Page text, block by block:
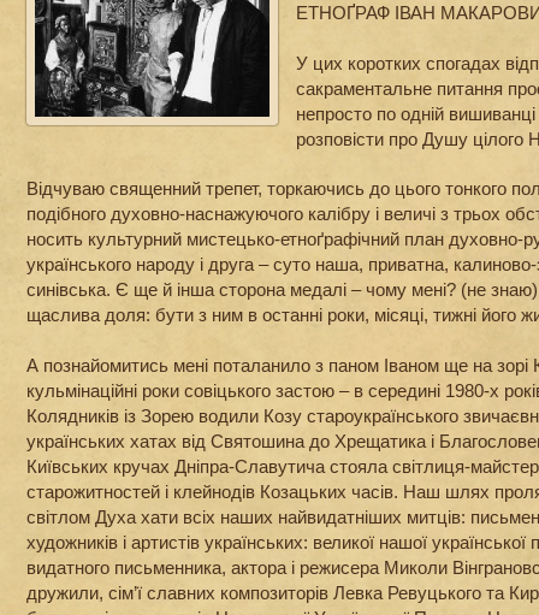
ЕТНОҐРАФ ІВАН
У цих коротких спогадах
сакраментальне питання
непросто по одній вишиванці
розповісти про Душу цілого
Відчуваю священний трепет, торкаючись до цього тонкого
подібного духовно-наснажуючого калібру і величі з трьох
носить культурний мистецько-етноґрафічний план духовно-
українського народу і друга – суто наша, приватна,
синівська. Є ще й інша сторона медалі – чому мені? (не
щаслива доля: бути з ним в останні роки, місяці, тижні його
А познайомитись мені поталанило з паном Іваном ще на зорі
кульмінаційні роки совіцького застою – в середині 1980-х
Колядників із Зорею водили Козу староукраїнського
українських хатах від Святошина до Хрещатика і
Київських кручах Дніпра-Славутича стояла світлиця-
старожитностей і клейнодів Козацьких часів. Наш шлях
світлом Духа хати всіх наших найвидатніших митців:
художників і артистів українських: великої нашої
видатного письменника, актора і режисера Миколи
дружили, сім’ї славних композиторів Левка Ревуцького та